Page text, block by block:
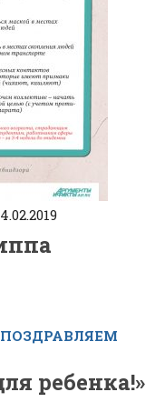
ПОЗДРАВЛЯЕМ
ребенка!»